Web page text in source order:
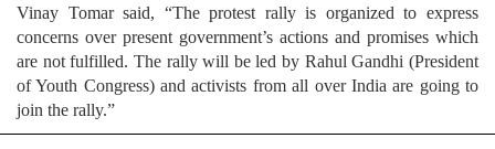
Vinay Tomar said, “The protest rally is organized to express
concerns over present government’s actions and promises which
are not fulfilled. The rally will be led by Rahul Gandhi (President
of Youth Congress) and activists from all over India are going to
join the rally.”